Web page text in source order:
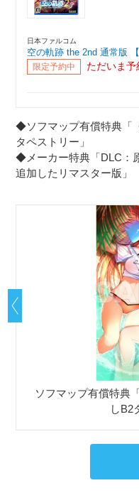
日本ファルコム
空の軌跡 the 2nd 通常版
限定予約中 ただいま予
◆ソフマップ有償特典「
タペストリー」
◆メーカー特典「DLC：
追加したリマスター版」
ソフマップ有償特典
しB2